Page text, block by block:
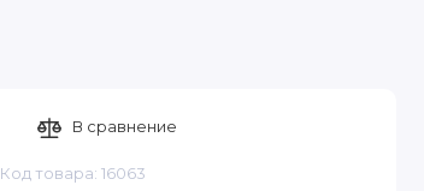
Код товара: 16063
В сравнение